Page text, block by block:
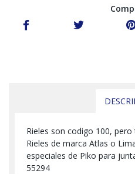
Rieles son codigo 100,
Rieles de marca Atlas o
especiales de Piko para
55294